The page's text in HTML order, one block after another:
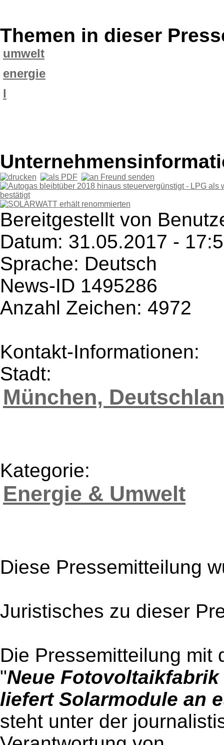
Themen in dieser
umwelt
energie
l
Bereitgestellt von
Datum: 31.05.2017 -
Sprache: Deutsch
News-ID 1495286
Anzahl Zeichen: 4972
Kontakt-Informationen:
Stadt:
München,
Kategorie:
Energie & Umwelt
Diese Pressemitteilung
Juristisches zu dieser
Die Pressemitteilung mit
"Neue
liefert Solarmodule an
steht unter der